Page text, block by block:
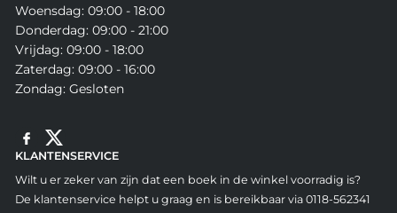
Woensdag: 09:00 - 18:00
Donderdag: 09:00 - 21:00
Vrijdag: 09:00 - 18:00
Zaterdag: 09:00 - 16:00
Zondag: Gesloten
KLANTENSERVICE
Wilt u er zeker van zijn dat een boek in de winkel voorradig is?
De klantenservice helpt u graag en is bereikbaar via 0118-562341